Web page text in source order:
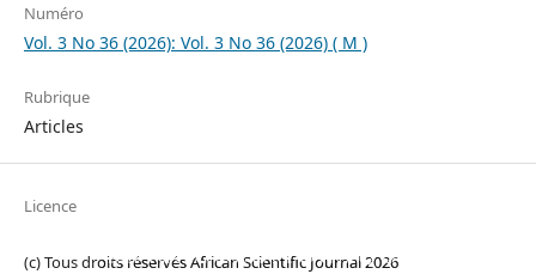
MACROÉCONOMIQUES
Numéro
Vol. 3 No 36 (2026): Vol. 3 No 36 (2026) ( M )
Rubrique
Articles
Licence
(c) Tous droits réservés African Scientific Journal 2026